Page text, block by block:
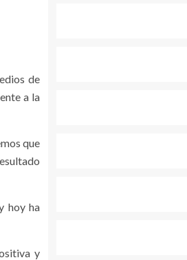
de
a la
que
hoy ha
y